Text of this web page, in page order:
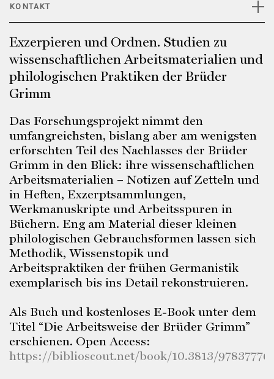
KONTAKT
Exzerpieren und Ordnen. Studien zu
wissenschaftlichen Arbeitsmaterialien und
philologischen Praktiken der Brüder
Grimm
Das Forschungsprojekt nimmt den
umfangreichsten, bislang aber am wenigsten
erforschten Teil des Nachlasses der Brüder
Grimm in den Blick: ihre wissenschaftlichen
Arbeitsmaterialien – Notizen auf Zetteln und
in Heften, Exzerptsammlungen,
Werkmanuskripte und Arbeitsspuren in
Büchern. Eng am Material dieser kleinen
philologischen Gebrauchsformen lassen sich
Methodik, Wissenstopik und
Arbeitspraktiken der frühen Germanistik
exemplarisch bis ins Detail rekonstruieren.
Als Buch und kostenloses E-Book unter dem
Titel “Die Arbeitsweise der Brüder Grimm”
erschienen. Open Access:
https://biblioscout.net/book/10.3813/